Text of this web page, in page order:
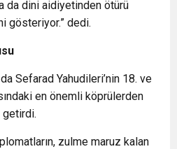
da dini aidiyetinden ötürü
gösteriyor.” dedi.
Sefarad Yahudileri’nin 18. ve
en önemli köprülerden
getirdi.
zulme maruz kalan